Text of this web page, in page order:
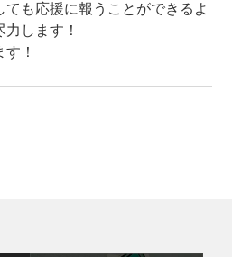
ても応援に報うことができるよ
します！
！